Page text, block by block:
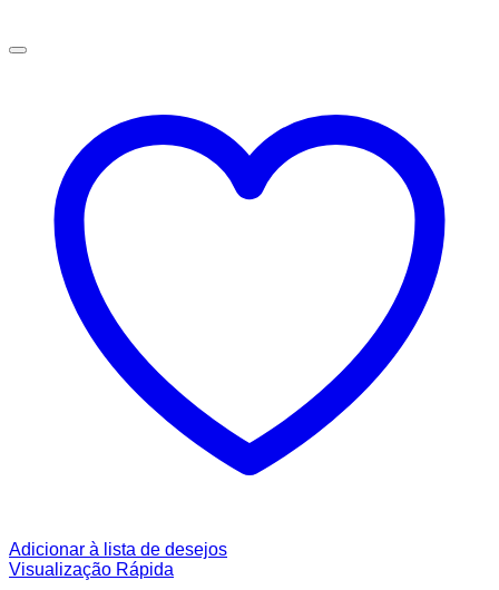
Adicionar à lista de desejos
Visualização Rápida